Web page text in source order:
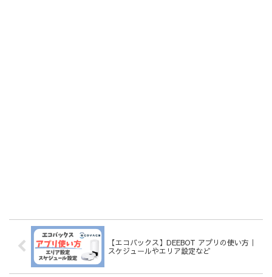
【エコバックス】DEEBOT アプリの使い方｜
スケジュールやエリア設定など